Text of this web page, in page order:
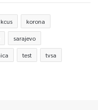
kcus korona
sarajevo
test tvsa